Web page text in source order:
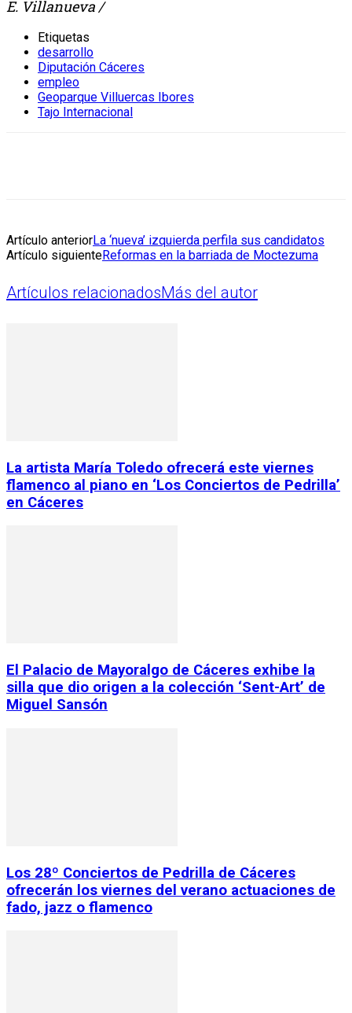
E. Villanueva /
Etiquetas
desarrollo
Diputación Cáceres
empleo
Geoparque Villuercas Ibores
Tajo Internacional
Artículo anteriorLa ‘nueva’ izquierda perfila sus candidatos
Artículo siguienteReformas en la barriada de Moctezuma
Artículos relacionadosMás del autor
La artista María Toledo ofrecerá este viernes
flamenco al piano en ‘Los Conciertos de Pedrilla’
en Cáceres
El Palacio de Mayoralgo de Cáceres exhibe la
silla que dio origen a la colección ‘Sent-Art’ de
Miguel Sansón
Los 28º Conciertos de Pedrilla de Cáceres
ofrecerán los viernes del verano actuaciones de
fado, jazz o flamenco